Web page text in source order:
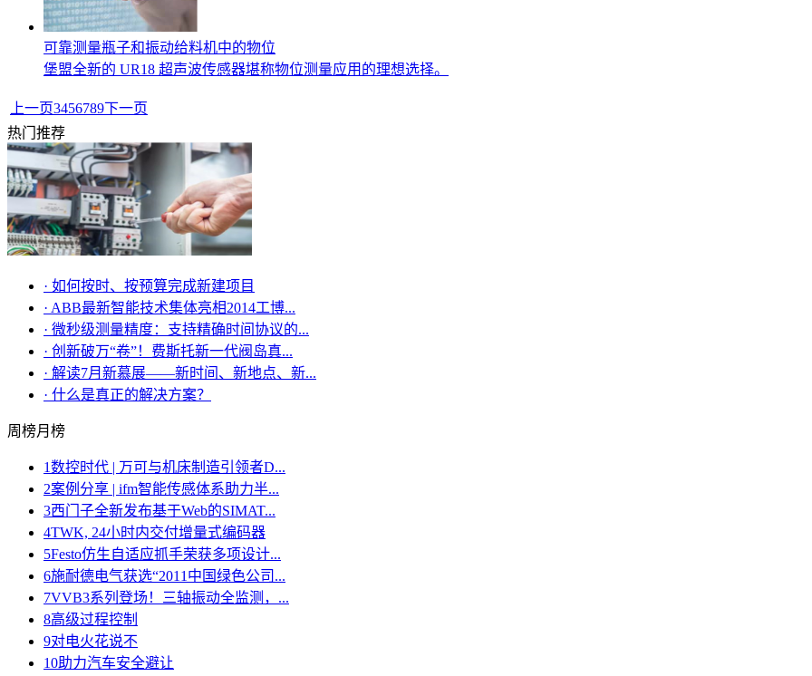
可靠测量瓶子和振动给料机中的物位
堡盟全新的 UR18 超声波传感器堪称物位测量应用的理想选择。
上一页3456789下一页
热门推荐
· 如何按时、按预算完成新建项目
· ABB最新智能技术集体亮相2014工博...
· 微秒级测量精度：支持精确时间协议的...
· 创新破万“卷”！费斯托新一代阀岛真...
· 解读7月新慕展——新时间、新地点、新...
· 什么是真正的解决方案？
周榜月榜
1数控时代 | 万可与机床制造引领者D...
2案例分享 | ifm智能传感体系助力半...
3西门子全新发布基于Web的SIMAT...
4TWK, 24小时内交付增量式编码器
5Festo仿生自适应抓手荣获多项设计...
6施耐德电气获选“2011中国绿色公司...
7VVB3系列登场！三轴振动全监测，...
8高级过程控制
9对电火花说不
10助力汽车安全避让